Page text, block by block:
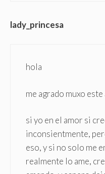
lady_princesa
hola
me agrado muxo
si yo en el amor si
inconsientmente,
eso, y si no solo me
realmente lo ame,